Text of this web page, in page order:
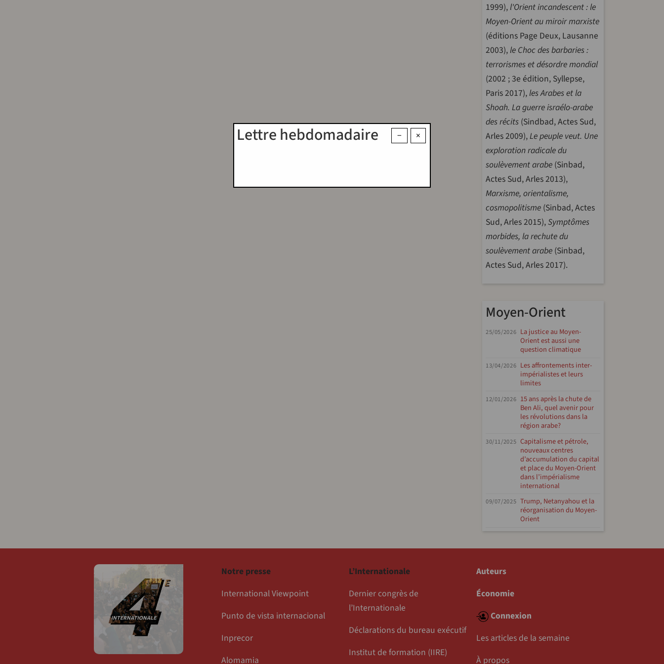
×
−
Lettre hebdomadaire
1999), l'Orient incandescent : le
Moyen-Orient au miroir marxiste
(éditions Page Deux, Lausanne
2003), le Choc des barbaries :
terrorismes et désordre mondial
(2002 ; 3e édition, Syllepse,
Paris 2017), les Arabes et la
Shoah. La guerre israélo-arabe
des récits (Sindbad, Actes Sud,
Arles 2009),Le peuple veut. Une
exploration radicale du
soulèvement arabe (Sinbad,
Actes Sud, Arles 2013),
Marxisme, orientalisme,
cosmopolitisme (Sinbad, Actes
Sud, Arles 2015),Symptômes
morbides, la rechute du
soulèvement arabe (Sinbad,
Actes Sud, Arles 2017).
Moyen-Orient
25/05/2026 La justice au Moyen-
Orient est aussi une
question climatique
13/04/2026 Les affrontements inter-
impérialistes et leurs
limites
12/01/2026 15 ans après la chute de
Ben Ali, quel avenir pour
les révolutions dans la
région arabe?
30/11/2025 Capitalisme et pétrole,
nouveaux centres
d’accumulation du capital
et place du Moyen-Orient
dans l’impérialisme
international
09/07/2025 Trump, Netanyahou et la
réorganisation du Moyen-
Orient
Notre presse
International Viewpoint
Punto de vista internacional
Inprecor
Alomamia
L’Internationale
Dernier congrès de
l’Internationale
Déclarations du bureau exécutif
Institut de formation (IIRE)
Auteurs
Économie
Connexion
Les articles de la semaine
À propos